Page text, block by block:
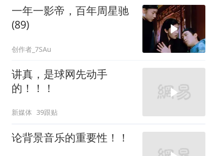
一年一影帝，百年周星驰
(89)
创作者_7SAu
讲真，是球网先动手
的！！！
新媒体 39跟贴
论背景音乐的重要性！！